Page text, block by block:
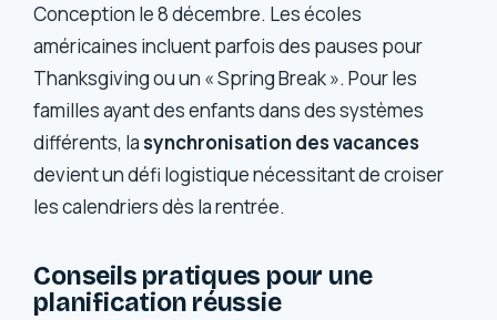
Conception le 8 décembre. Les écoles
américaines incluent parfois des pauses pour
Thanksgiving ou un « Spring Break ». Pour les
familles ayant des enfants dans des systèmes
différents, la synchronisation des vacances
devient un défi logistique nécessitant de croiser
les calendriers dès la rentrée.
Conseils pratiques pour une
planification réussie